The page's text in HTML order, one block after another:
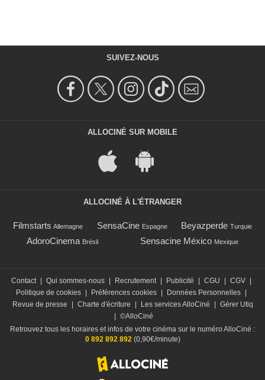
SUIVEZ-NOUS
ALLOCINÉ SUR MOBILE
ALLOCINÉ À L'ÉTRANGER
Filmstarts Allemagne SensaCine Espagne Beyazperde Turquie
AdoroCinema Brésil Sensacine México Mexique
Contact Qui sommes-nous Recrutement Publicité CGU CGV
Politique de cookies
Préférences cookies Données Personnelles
Revue de presse
Charte d'écriture Les services AlloCiné
Gérer Utiq
©AlloCiné
Retrouvez tous les horaires et infos de votre cinéma sur le numéro AlloCiné :
0 892 892 892(0,90€/minute)